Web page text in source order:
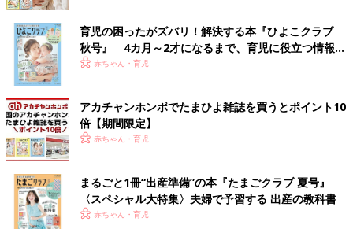
た。そして、とても孤独でしたね。日本に一時帰国して友だちに
会っても、そのことはだれにも言えなかったので。
――そんな中で、公表することになったのは、何が大きかったの
でしょうか。
鈴木 息子の成長もありますし、自分自身がハリウッド作品に何
本か出演することができたことも大きいですね。また、渡米して
10年の節目というのもあります。それでも、最後まで迷ったんで
で、文章も何日もかけて考えました。
今、日本でかかわっている作品の役柄が、けっこうな悪い役なん
育児の困ったがズバリ！解決する本『ひよこクラブ
秋号』 4カ月～2才になるまで、育児に役立つ情報が
いっぱい！
赤ちゃん・育児
アカチャンホンポでたまひよ雑誌を買うとポイント10
倍【期間限定】
赤ちゃん・育児
まるごと1冊“出産準備”の本『たまごクラブ 夏号』
〈スペシャル大特集〉夫婦で予習する 出産の教科書
赤ちゃん・育児